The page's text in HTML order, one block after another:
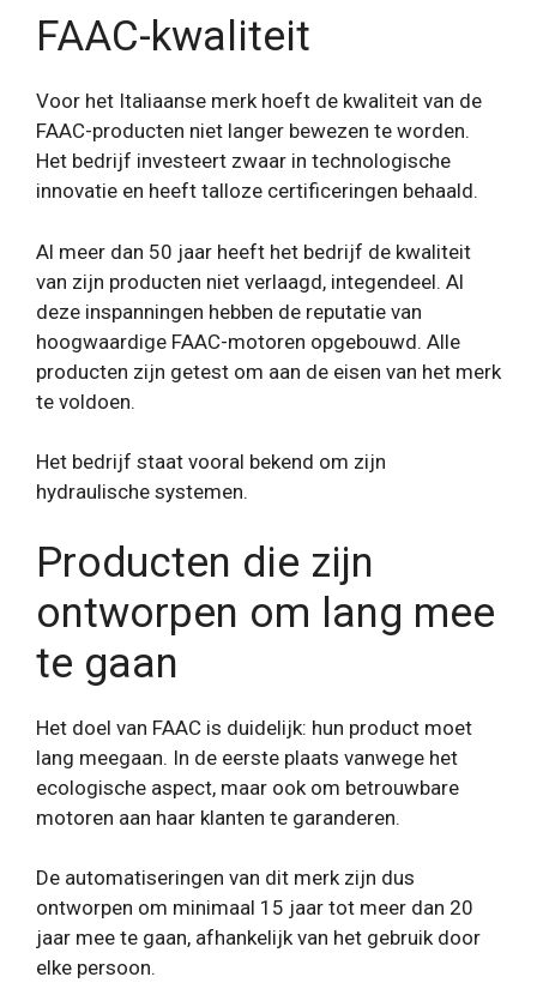
FAAC-kwaliteit
Voor het Italiaanse merk hoeft de kwaliteit van de
FAAC-producten niet langer bewezen te worden.
Het bedrijf investeert zwaar in technologische
innovatie en heeft talloze certificeringen behaald.
Al meer dan 50 jaar heeft het bedrijf de kwaliteit
van zijn producten niet verlaagd, integendeel. Al
deze inspanningen hebben de reputatie van
hoogwaardige FAAC-motoren opgebouwd. Alle
producten zijn getest om aan de eisen van het merk
te voldoen.
Het bedrijf staat vooral bekend om zijn
hydraulische systemen.
Producten die zijn
ontworpen om lang mee
te gaan
Het doel van FAAC is duidelijk: hun product moet
lang meegaan. In de eerste plaats vanwege het
ecologische aspect, maar ook om betrouwbare
motoren aan haar klanten te garanderen.
De automatiseringen van dit merk zijn dus
ontworpen om minimaal 15 jaar tot meer dan 20
jaar mee te gaan, afhankelijk van het gebruik door
elke persoon.